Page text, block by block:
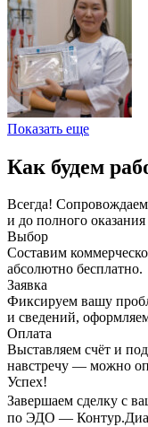
Показать еще
Как будем
Всегда!
и до полного оказания
Выбор
Составим
абсолютно бесплатно.
Заявка
Фиксируем вашу
и сведений,
Оплата
Выставляем счёт и
навстречу — можно
Успех!
Завершаем сделку с
по ЭДО —